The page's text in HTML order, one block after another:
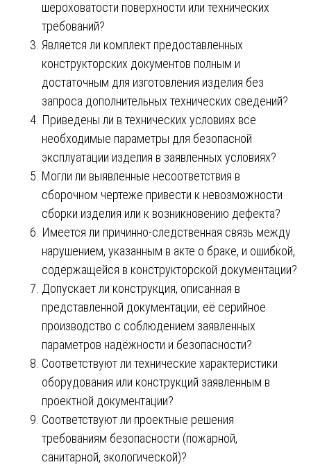
шероховатости поверхности или технических
требований?
Является ли комплект предоставленных
конструкторских документов полным и
достаточным для изготовления изделия без
запроса дополнительных технических сведений?
Приведены ли в технических условиях все
необходимые параметры для безопасной
эксплуатации изделия в заявленных условиях?
Могли ли выявленные несоответствия в
сборочном чертеже привести к невозможности
сборки изделия или к возникновению дефекта?
Имеется ли причинно-следственная связь между
нарушением, указанным в акте о браке, и ошибкой,
содержащейся в конструкторской документации?
Допускает ли конструкция, описанная в
представленной документации, её серийное
производство с соблюдением заявленных
параметров надёжности и безопасности?
Соответствуют ли технические характеристики
оборудования или конструкций заявленным в
проектной документации?
Соответствуют ли проектные решения
требованиям безопасности (пожарной,
санитарной, экологической)?